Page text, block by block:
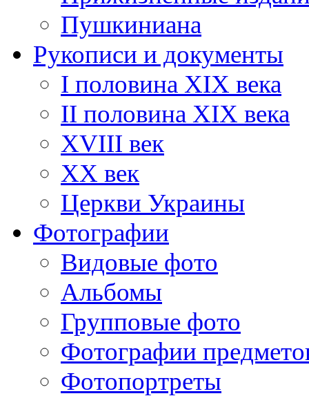
Пушкиниана
Рукописи и документы
I половина XIX века
II половина XIX века
XVIII век
ХХ век
Церкви Украины
Фотографии
Видовые фото
Альбомы
Групповые фото
Фотографии
Фотопортреты